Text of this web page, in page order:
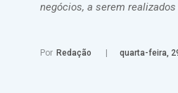
negócios, a serem
Por Redação quarta-feira,